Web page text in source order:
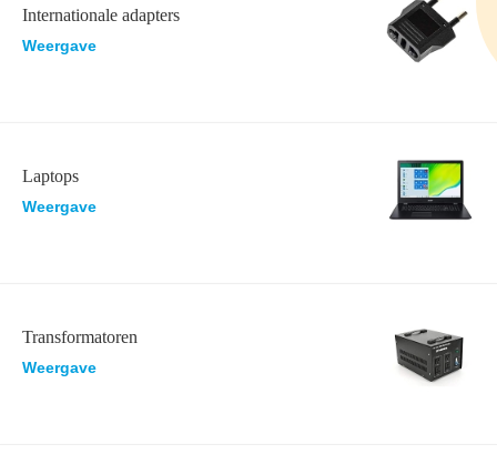
Internationale adapters
Weergave
Laptops
Weergave
Transformatoren
Weergave